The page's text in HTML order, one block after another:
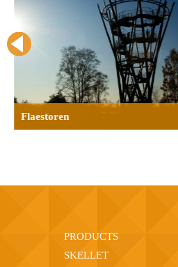
Flaestoren
PRODUCTS
SKELLET